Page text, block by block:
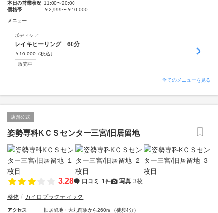
本日の営業状況 11:00〜20:00
価格帯
￥2,999〜￥10,000
メニュー
ボディケア
レイキヒーリング 60分
￥ 10,000 （税込）
販売中
全てのメニューを見る
店舗公式
姿勢専科KＣＳセンター三宮/旧居留地
3.28 口コミ 1件 写真 3枚
整体 カイロプラクティック
アクセス
旧居留地・大丸前駅から260m （徒歩4分）